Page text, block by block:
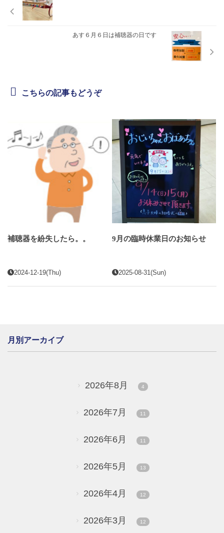
あす６月６日は補聴器の日です
こちらの記事もどうぞ
補聴器を紛失したら。。
2024-12-19(Thu)
9月の臨時休業日のお知らせ
2025-08-31(Sun)
月別アーカイブ
2026年8月 4
2026年7月 11
2026年6月 11
2026年5月 13
2026年4月 12
2026年3月 12